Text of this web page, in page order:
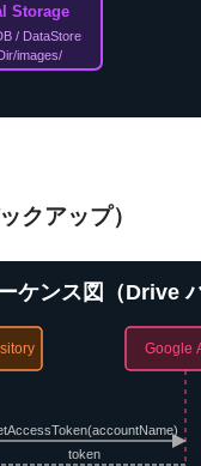
Storage
/ DataStore
images/
クアップ）
ケンス図（Drive
Google
token